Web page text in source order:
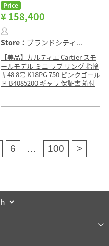
Price
¥ 158,400
Store： ブランドシティ...
【美品】カルティエ Cartier スモ
ールモデル ミニ ラブ リング 指輪
＃48 8号 K18PG 750 ピンクゴール
ド B4085200 ギャラ 保証書 箱付
6 … 100 >